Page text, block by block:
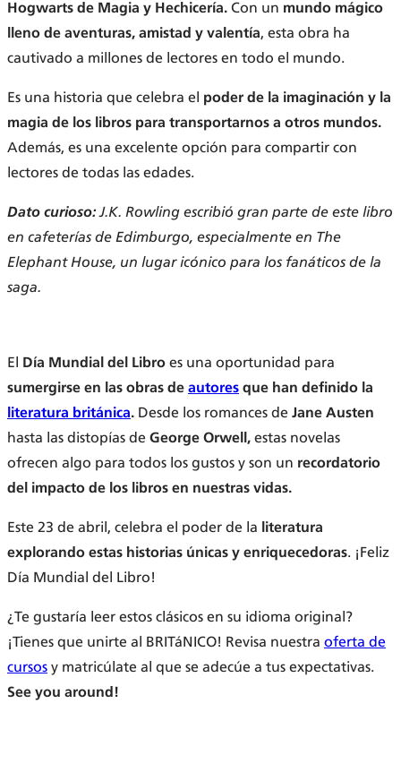
Hogwarts de Magia y Hechicería. Con un mundo mágico
lleno de aventuras, amistad y valentía, esta obra ha
cautivado a millones de lectores en todo el mundo.
Es una historia que celebra el poder de la imaginación y la
magia de los libros para transportarnos a otros mundos.
Además, es una excelente opción para compartir con
lectores de todas las edades.
Dato curioso:J.K. Rowling escribió gran parte de este libro
en cafeterías de Edimburgo, especialmente en The
Elephant House, un lugar icónico para los fanáticos de la
saga.
El Día Mundial del Libro es una oportunidad para
sumergirse en las obras de autores que han definido la
literatura británica. Desde los romances de Jane Austen
hasta las distopías de George Orwell, estas novelas
ofrecen algo para todos los gustos y son un recordatorio
del impacto de los libros en nuestras vidas.
Este 23 de abril, celebra el poder de la literatura
explorando estas historias únicas y enriquecedoras. ¡Feliz
Día Mundial del Libro!
¿Te gustaría leer estos clásicos en su idioma original?
¡Tienes que unirte al BRITáNICO! Revisa nuestra oferta de
cursos y matricúlate al que se adecúe a tus expectativas.
See you around!